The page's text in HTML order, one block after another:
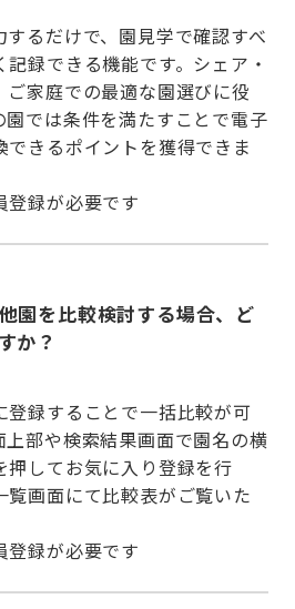
るだけで、園見学で確認すべ
録できる機能です。シェア・
ご家庭での最適な園選びに役
園では条件を満たすことで電子
できるポイントを獲得できま
録が必要です
園を比較検討する場合、ど
か？
登録することで一括比較が可
上部や検索結果画面で園名の横
してお気に入り登録を行
覧画面にて比較表がご覧いた
録が必要です